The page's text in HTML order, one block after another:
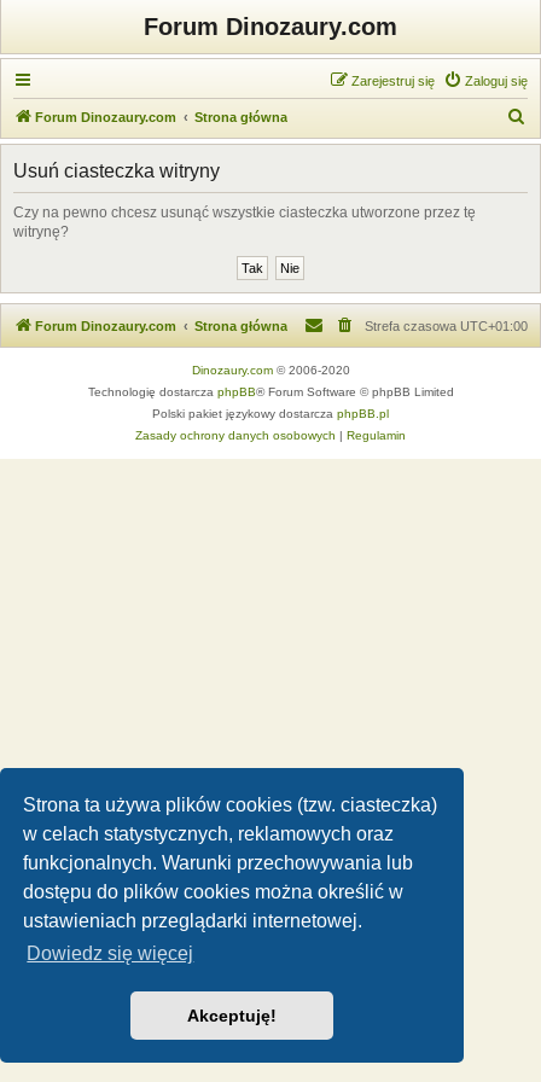
Strona ta używa plików cookies (tzw. ciasteczka)
w celach statystycznych, reklamowych oraz
funkcjonalnych. Warunki przechowywania lub
dostępu do plików cookies można określić w
ustawieniach przeglądarki internetowej.
Dowiedz się więcej
Akceptuję!
Forum Dinozaury.com
Zaloguj się
Zarejestruj się
Forum Dinozaury.com Strona główna
z
Usuń ciasteczka witryny
Czy na pewno chcesz usunąć wszystkie ciasteczka utworzone przez tę
witrynę?
Forum Dinozaury.com Strona główna Strefa czasowa UTC+01:00
Dinozaury.com© 2006-2020
Technologię dostarcza phpBB® Forum Software © phpBB Limited
Polski pakiet językowy dostarcza phpBB.pl
Zasady ochrony danych osobowych | Regulamin